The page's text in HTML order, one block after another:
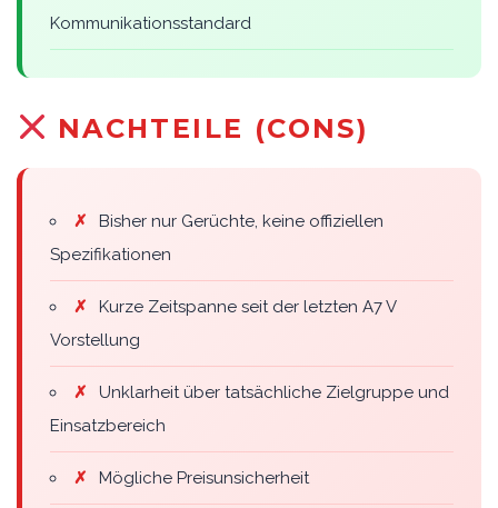
Kommunikationsstandard
NACHTEILE (CONS)
✗
Bisher nur Gerüchte, keine offiziellen
Spezifikationen
✗
Kurze Zeitspanne seit der letzten A7 V
Vorstellung
✗
Unklarheit über tatsächliche Zielgruppe und
Einsatzbereich
✗ Mögliche Preisunsicherheit